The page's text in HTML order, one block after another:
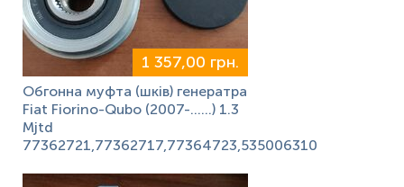
1 357,00 грн.
Обгонна муфта (шків) генератра
Fiat Fiorino-Qubo (2007-......) 1.3
Mjtd
77362721,77362717,77364723,535006310